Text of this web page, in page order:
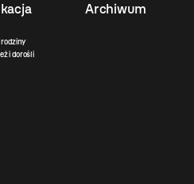
rodziny
i dorośli
Archiwum